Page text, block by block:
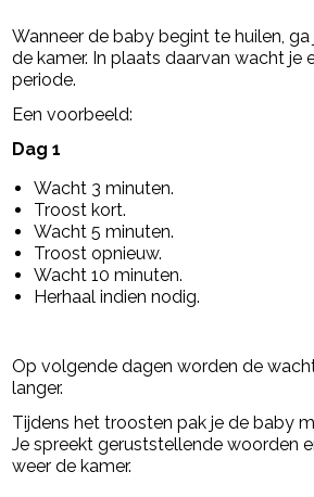
Wanneer de baby begint te huilen,
de kamer. In plaats daarvan wacht je
periode.
Een voorbeeld:
Dag 1
Wacht 3 minuten.
Troost kort.
Wacht 5 minuten.
Troost opnieuw.
Wacht 10 minuten.
Herhaal indien nodig.
Op volgende dagen worden de
langer.
Tijdens het troosten pak je de baby
Je spreekt geruststellende woorden
weer de kamer.